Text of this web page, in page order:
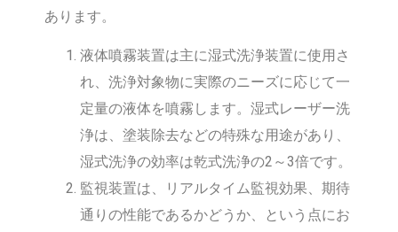
あります。
液体噴霧装置は主に湿式洗浄装置に使用さ
れ、洗浄対象物に実際のニーズに応じて一
定量の液体を噴霧します。湿式レーザー洗
浄は、塗装除去などの特殊な用途があり、
湿式洗浄の効率は乾式洗浄の2～3倍です。
監視装置は、リアルタイム監視効果、期待
通りの性能であるかどうか、という点にお